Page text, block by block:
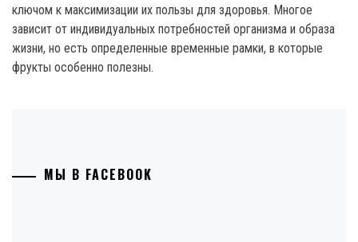
ключом к максимизации их пользы для здоровья. Многое
зависит от индивидуальных потребностей организма и образа
жизни, но есть определенные временные рамки, в которые
фрукты особенно полезны.
МЫ В FACEBOOK